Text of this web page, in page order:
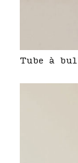
Tube à